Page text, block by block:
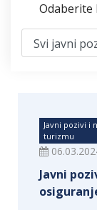
Odaberite
Javni pozivi i
turizmu
Javni